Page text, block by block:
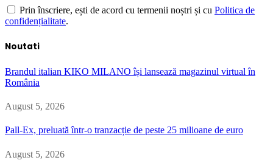
Prin înscriere, ești de acord cu termenii noștri și cu Politica de
confidențialitate.
Noutati
Brandul italian KIKO MILANO își lansează magazinul virtual în
România
August 5, 2026
Pall-Ex, preluată într-o tranzacție de peste 25 milioane de euro
August 5, 2026